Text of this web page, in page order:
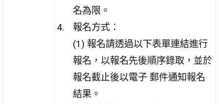
名為限。
報名方式：
(1) 報名請透過以下表單連結進行
報名，以報名先後順序錄取，並於
報名截止後以電子 郵件通知報名
結果。